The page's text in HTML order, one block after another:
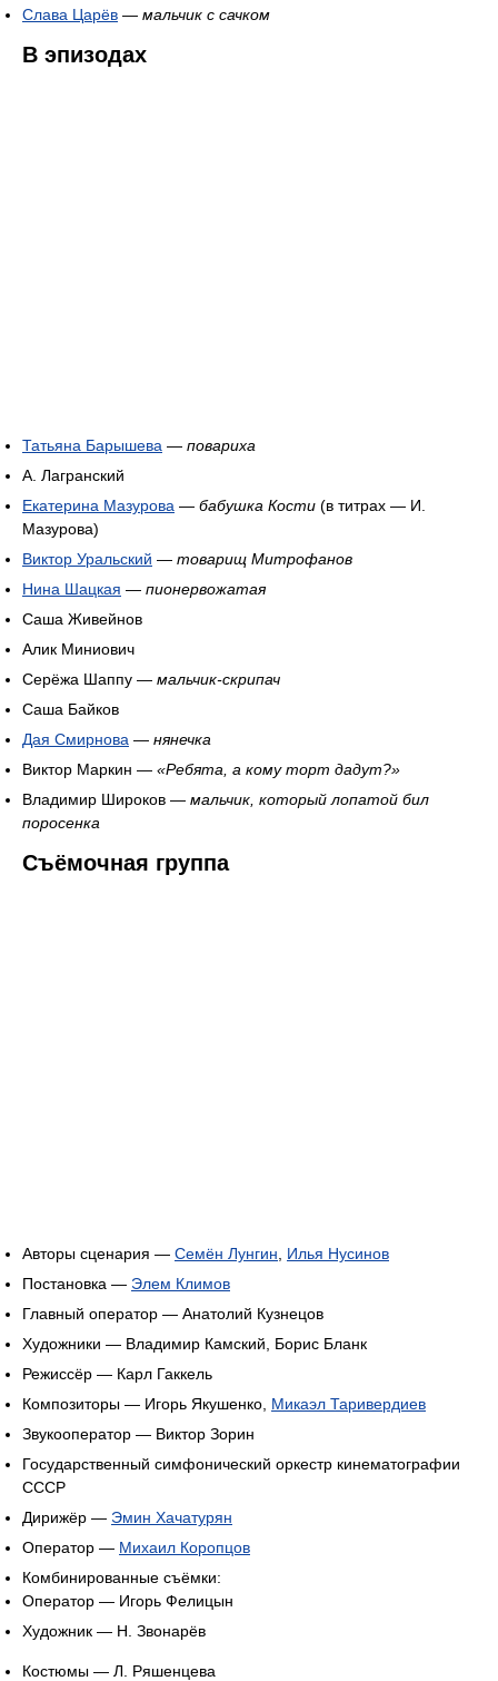
Слава Царёв — мальчик с сачком
В эпизодах
Татьяна Барышева — повариха
А. Лагранский
Екатерина Мазурова — бабушка Кости (в титрах — И.
Мазурова)
Виктор Уральский — товарищ Митрофанов
Нина Шацкая — пионервожатая
Саша Живейнов
Алик Миниович
Серёжа Шаппу — мальчик-скрипач
Саша Байков
Дая Смирнова — нянечка
Виктор Маркин — «Ребята, а кому торт дадут?»
Владимир Широков — мальчик, который лопатой бил
поросенка
Съёмочная группа
Авторы сценария — Семён Лунгин
Илья Нусинов
Постановка — Элем Климов
Главный оператор — Анатолий Кузнецов
Художники — Владимир Камский, Борис Бланк
Режиссёр — Карл Гаккель
Композиторы — Игорь Якушенко, Микаэл Таривердиев
Звукооператор — Виктор Зорин
Государственный симфонический оркестр кинематографии
СССР
Дирижёр — Эмин Хачатурян
Оператор — Михаил Коропцов
Комбинированные съёмки:
Оператор — Игорь Фелицын
Художник — Н. Звонарёв
Костюмы — Л. Ряшенцева